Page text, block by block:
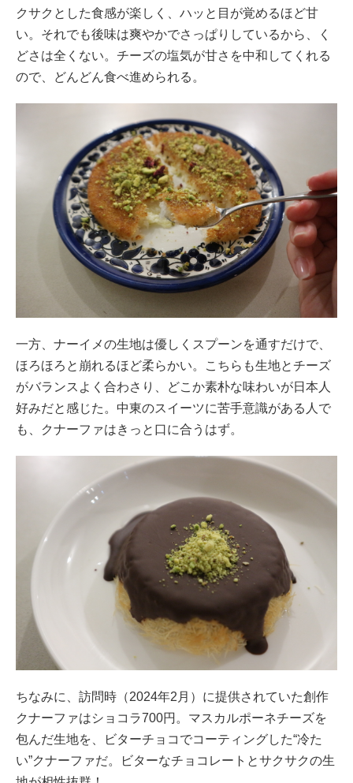
クサクとした食感が楽しく、ハッと目が覚めるほど甘
い。それでも後味は爽やかでさっぱりしているから、く
どさは全くない。チーズの塩気が甘さを中和してくれる
ので、どんどん食べ進められる。
一方、ナーイメの生地は優しくスプーンを通すだけで、
ほろほろと崩れるほど柔らかい。こちらも生地とチーズ
がバランスよく合わさり、どこか素朴な味わいが日本人
好みだと感じた。中東のスイーツに苦手意識がある人で
も、クナーファはきっと口に合うはず。
ちなみに、訪問時（2024年2月）に提供されていた創作
クナーファはショコラ700円。マスカルポーネチーズを
包んだ生地を、ビターチョコでコーティングした“冷た
い”クナーファだ。ビターなチョコレートとサクサクの生